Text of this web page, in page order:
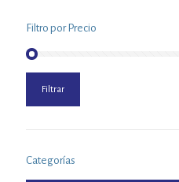
Filtro por Precio
mínimo
máximo
Filtrar
Categorías